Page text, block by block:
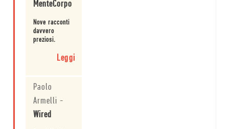
MenteCorpo
Nove racconti
davvero
preziosi.
Leggi
Paolo
Armelli -
Wired